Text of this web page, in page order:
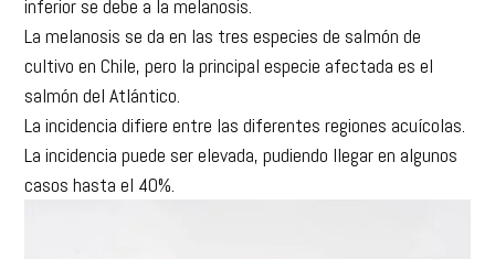
La incidencia difiere entre las diferentes regiones acuícolas.